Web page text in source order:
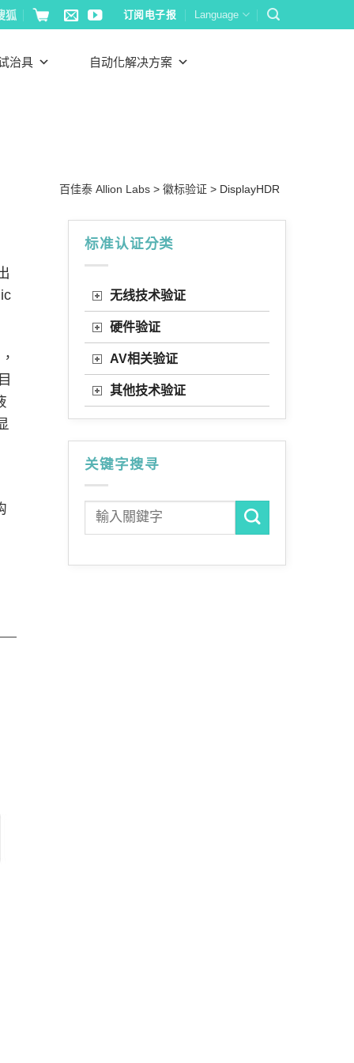
狐 订阅电子报 Language
治具 自动化解决方案
百佳泰 Allion Labs> 徽标验证> DisplayHDR
标准认证分类
无线技术验证
硬件验证
AV相关验证
其他技术验证
关键字搜寻